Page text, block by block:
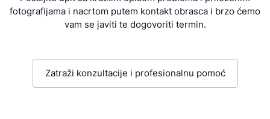
fotografijama i nacrtom putem kontakt obrasca i brzo ćemo
vam se javiti te dogovoriti termin.
Zatraži konzultacije i profesionalnu pomoć